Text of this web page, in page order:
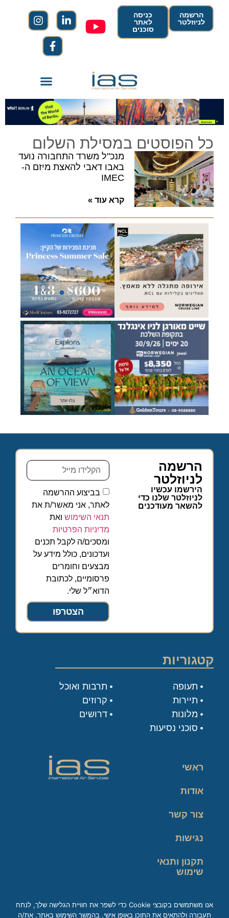
הרשמה
לניוזלטר
כניסה
לאתר
סוכנים
כל הפוסטים במסילת השלום
מנכ"ל משרד התחבורה נועד
באבו דאבי להאצת מיזם ה-
IMEC
קרא עוד »
הרשמה
לניוזלטר
הירשמו עכשיו
לניוזלטר שלנו כדי
להשאר מעודכנים
בביצוע ההרשמה
לאתר, אני מאשר/ת את
תנאי השימוש ואת
מדיניות הפרטיות
ומסכים/ה לקבל תכנים
ועדכונים, כולל מידע על
מבצעים וחומרים
פרסומיים, לכתובת
הדוא״ל שלי.
הצטרפו
קטגוריות
תעופה
תיירות
מלונות
סוכני נסיעות
תרבות ואוכל
קרוזים
דרושים
ראשי
אודות
צור קשר
נגישות
תקנון ותנאי
שימוש
אנו משתמשים בקובצי Cookie כדי לשפר את חוויית הגלישה שלך, לנתח
תעבורה ולהתאים את התוכן באופן אישי. בהמשך השימוש באתר, את/ה